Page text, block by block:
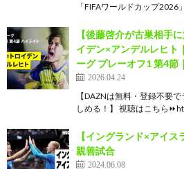
「FIFAワールドカップ
【後藤啓介が古巣相手
イデン×アンデルレヒト
ーグ プレーオフ1 第4節
2026.04.24
【DAZNは無料・登録不要
しめる！】 視聴はこちら
【イングランド×アイ
親善試合
2024.06.08